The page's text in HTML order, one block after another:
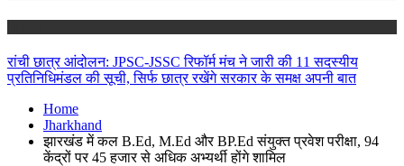
रांची छात्र आंदोलन: JPSC-JSSC रिफॉर्म मंच ने जारी की 11 सदस्यीय
प्रतिनिधिमंडल की सूची, सिर्फ छात्र रखेंगे सरकार के समक्ष अपनी बात
Home
Jharkhand
झारखंड में कल B.Ed, M.Ed और BP.Ed संयुक्त प्रवेश परीक्षा, 94
केंद्रों पर 45 हजार से अधिक अभ्यर्थी होंगे शामिल